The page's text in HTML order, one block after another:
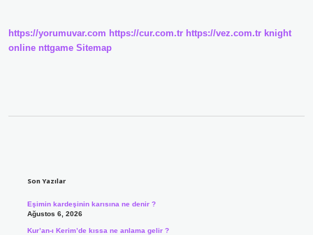
https://yorumuvar.com https://cur.com.tr https://vez.com.tr knight
online nttgame Sitemap
Son Yazılar
Eşimin kardeşinin karısına ne denir ?
Ağustos 6, 2026
Kur’an-ı Kerim’de kıssa ne anlama gelir ?